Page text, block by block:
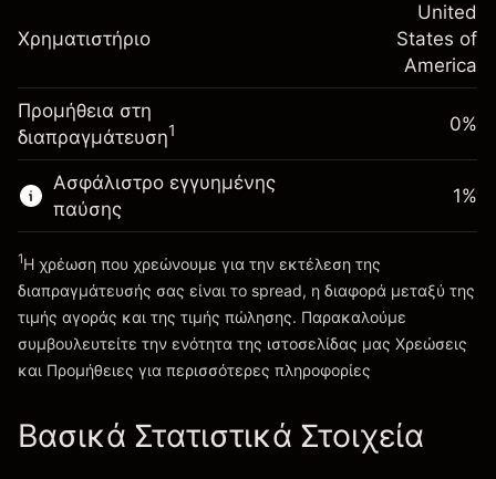
~$5,000.00
Πηγαίνετε στην πλατφόρμα
τη διάρκεια της νύχτας
της θέσης
-0.000654
%
(-$0.03)
Μέγεθος διαπραγμάτευσης με μόχλευση
~$5,000.00
Χρήματα από μόχλευση ~
Χρηματιστήριο
United
States of
America
Προμήθεια στη
διαπραγμάτευση1 0%
Ασφάλιστρο εγγυημένης
παύσης
Χρεώσεις και Τέλη
1%
1Η χρέωση που χρεώνουμε για την εκτέλεση της
διαπραγμάτευσής σας είναι το spread, η διαφορά μεταξύ της
τιμής αγοράς και της τιμής πώλησης. Παρακαλούμε
συμβουλευτείτε την ενότητα της ιστοσελίδας μας Χρεώσεις
και Προμήθειες για περισσότερες πληροφορίες
Βασικά Στατιστικά Στοιχεία